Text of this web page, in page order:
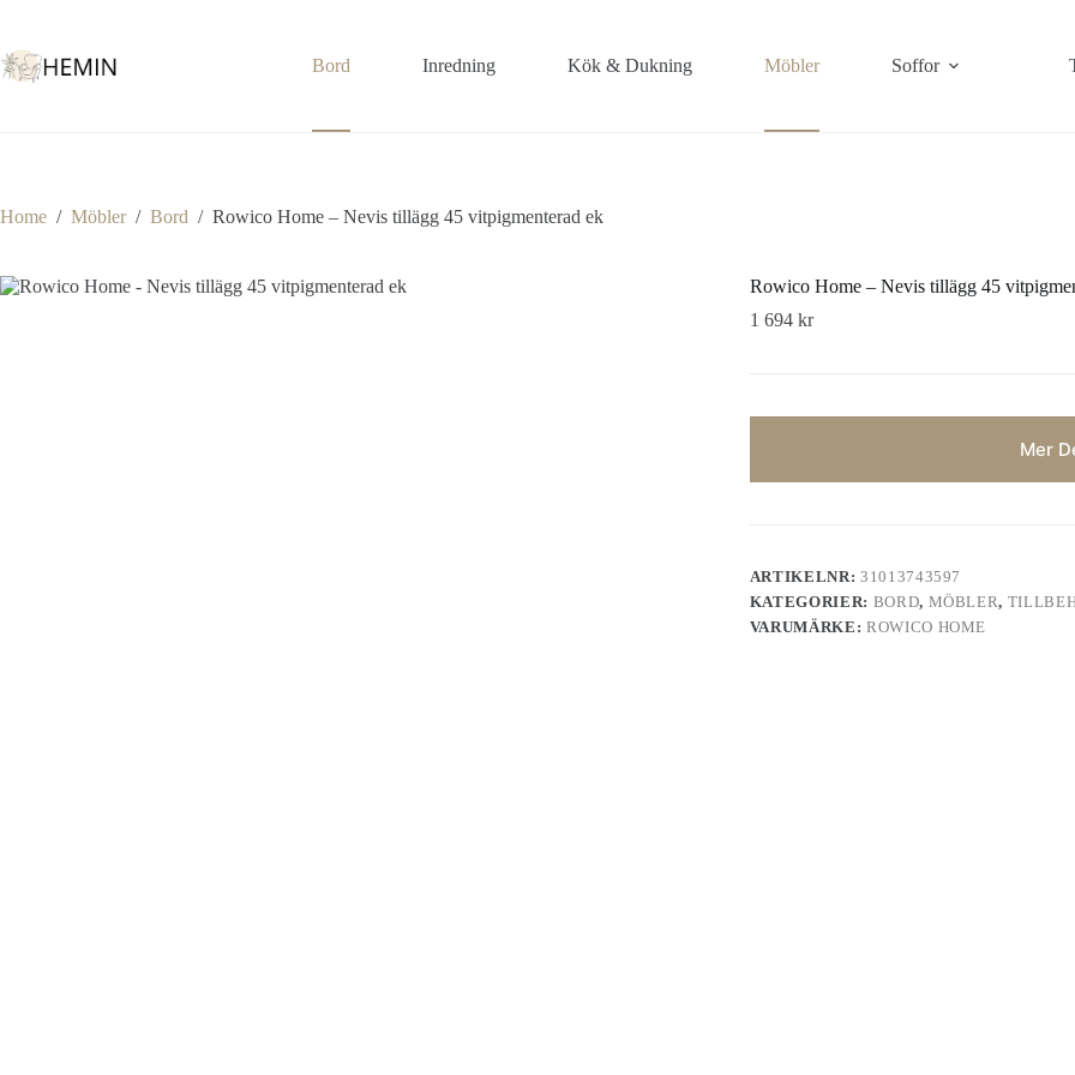
Bord Inredning Kök & Dukning Möbler Soffor
Home / Möbler / Bord / Rowico Home – Nevis tillägg 45 vitpigmenterad ek
Rowico Home – Nevis tillägg 45
1 694 kr
Mer
ARTIKELNR: 31013743597
KATEGORIER: BORD, MÖBLER,
VARUMÄRKE: ROWICO HOME